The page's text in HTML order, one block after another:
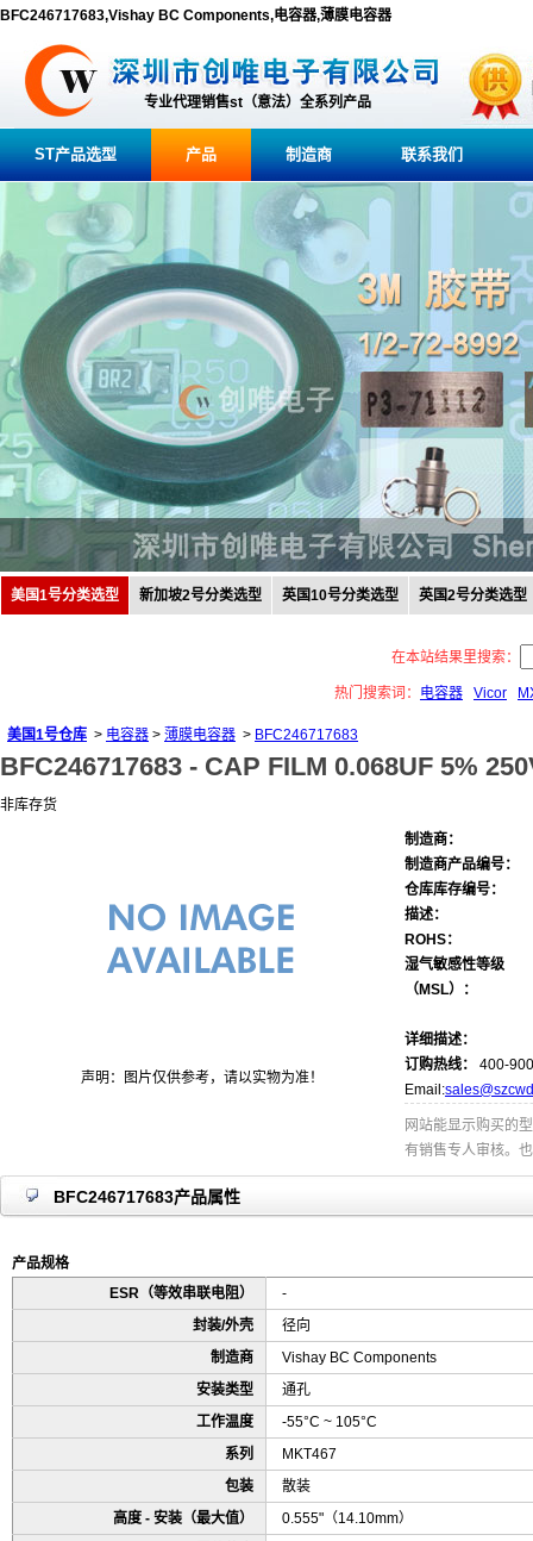
BFC246717683,Vishay BC Components,电容器,薄膜电容器
专业代理销售st（意法）全系列产品
ST产品选型 产品 制造商 联系我们
美国1号分类选型 新加坡2号分类选型 英国10号分类选型 英国2号分类选型
在本站结果里搜索：
热门搜索词： 电容器 Vicor
美国1号仓库 > 电容器 > 薄膜电容器 > BFC246717683
BFC246717683 - CAP FILM 0.068UF 5%
非库存货
声明：图片仅供参考，请以实物为准！
制造商：
制造商产品编号：
仓库库存编号：
描述：
ROHS：
湿气敏感性等级
（MSL）：
详细描述：
订购热线：
400-
Email:
网站能显示购买的
有销售专人审核。
BFC246717683产品属性
产品规格
ESR（等效串联电阻）
-
封装/外壳
径向
制造商
Vishay BC Components
安装类型
通孔
工作温度
-55°C ~ 105°C
系列
MKT467
包装
散装
高度 - 安装（最大值）
0.555"（14.10mm）